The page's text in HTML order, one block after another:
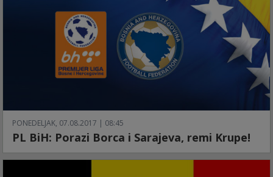
PONEDELJAK, 07.08.2017 | 08:45
PL BiH: Porazi Borca i Sarajeva, remi Krupe!